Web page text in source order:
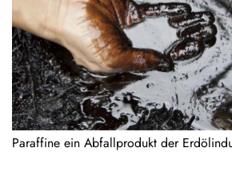
Paraffine ein Abfallprodukt der